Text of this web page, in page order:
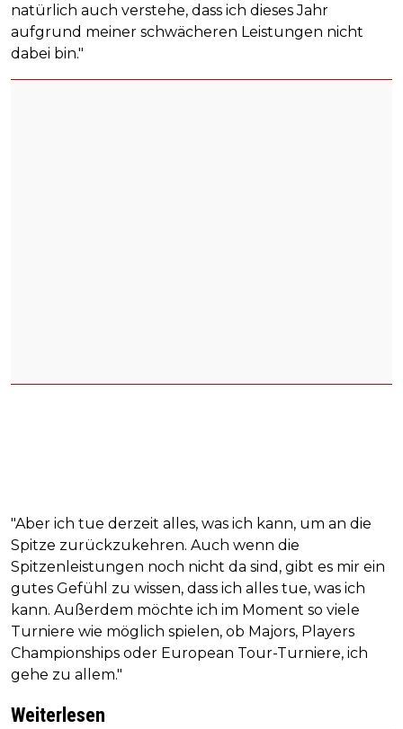
natürlich auch verstehe, dass ich dieses Jahr
aufgrund meiner schwächeren Leistungen nicht
dabei bin."
"Aber ich tue derzeit alles, was ich kann, um an die
Spitze zurückzukehren. Auch wenn die
Spitzenleistungen noch nicht da sind, gibt es mir ein
gutes Gefühl zu wissen, dass ich alles tue, was ich
kann. Außerdem möchte ich im Moment so viele
Turniere wie möglich spielen, ob Majors, Players
Championships oder European Tour-Turniere, ich
gehe zu allem."
Weiterlesen